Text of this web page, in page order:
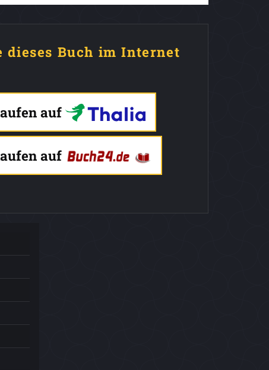
dieses Buch im Internet
auf
auf